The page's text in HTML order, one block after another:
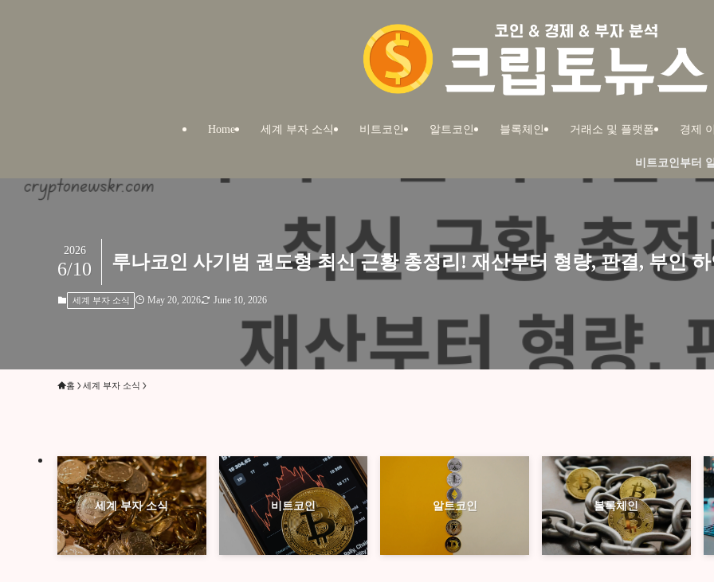
Home 세계 부자 소식 비트코인 알트코인 블록체인 거래소 및 플랫폼 경제
비트코인부터 알트코인까지!
루나코인 사기범 권도형 최신 근황 총정리! 재산부터 형량, 판결, 부인
2026
6/10
세계 부자 소식 May 20, 2026 June 10, 2026
홈 세계 부자 소식
세계 부자 소식 비트코인 알트코인 블록체인